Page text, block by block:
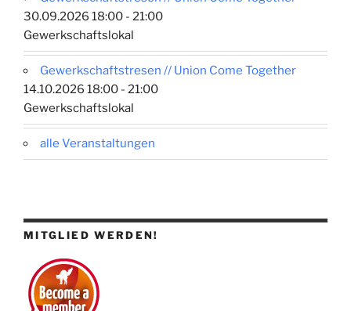
30.09.2026 18:00 - 21:00
Gewerkschaftslokal
Gewerkschaftstresen // Union Come Together
14.10.2026 18:00 - 21:00
Gewerkschaftslokal
alle Veranstaltungen
MITGLIED WERDEN!